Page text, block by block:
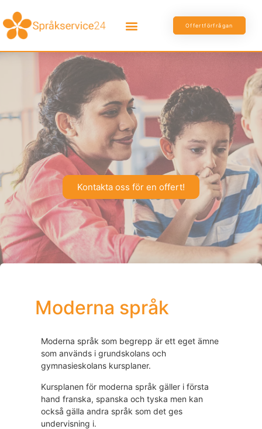
Offertförfrågan
Kontakta oss för en offert!
Moderna språk
Moderna språk som begrepp är ett eget ämne
som används i grundskolans och
gymnasieskolans kursplaner.
Kursplanen för moderna språk gäller i första
hand franska, spanska och tyska men kan
också gälla andra språk som det ges
undervisning i.